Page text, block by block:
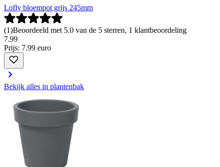
Lofly bloempot grijs 245mm
(1)Beoordeeld met 5.0 van de 5 sterren, 1 klantbeoordeling
7.99
Prijs: 7.99 euro
Bekijk alles in plantenbak